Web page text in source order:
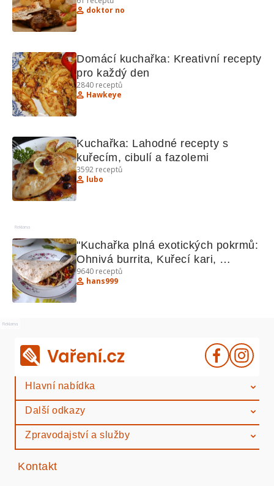
doktor no
Domácí kuchařka: Kreativní recepty
pro každý den
2840 receptů
Hawkeye
Kuchařka: Lahodné recepty s
kuřecím, cibulí a fazolemi
3592 receptů
lubo
Reklama
"Kuchařka plná exotických pokrmů:
Ohnivá burrita, Kuřecí kari,
Hradečtí votroci"
9640 receptů
hans999
Reklama
Hlavní nabídka
Další odkazy
Zpravodajství a služby
Kontakt